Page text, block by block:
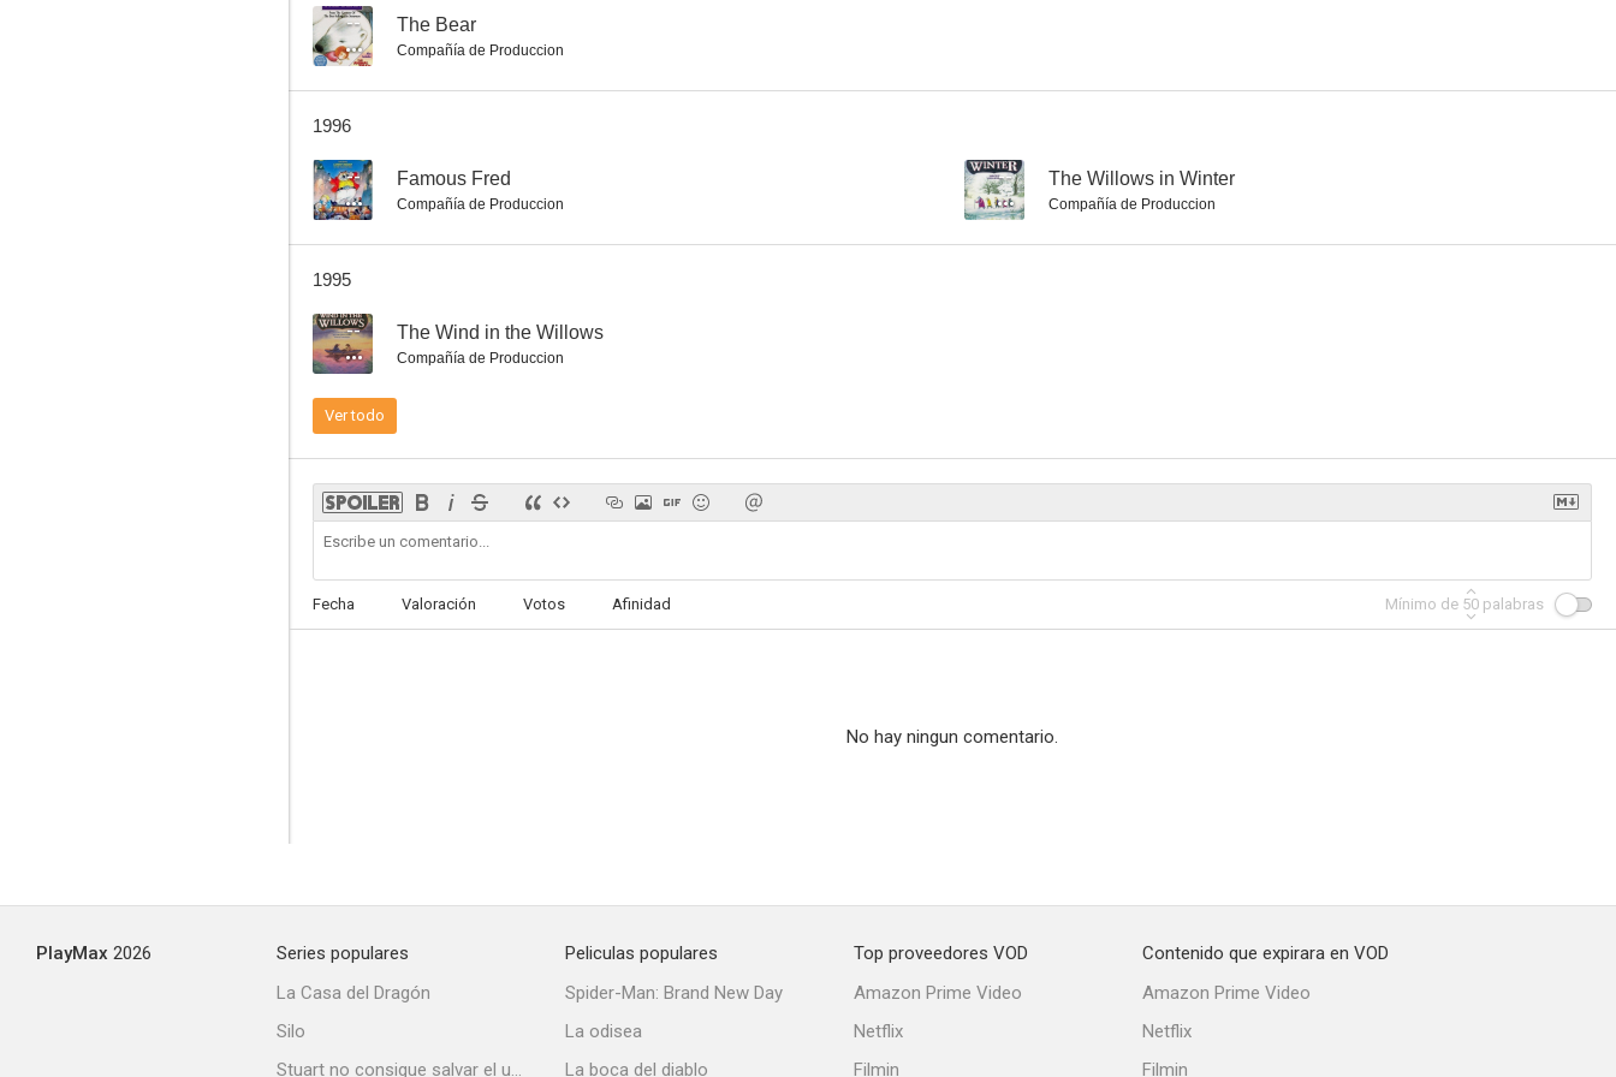
-- The Bear
Compañía de Produccion
1996
-- Famous Fred
Compañía de Produccion
-- The Willows in Winter
Compañía de Produccion
1995
-- The Wind in the Willows
Compañía de Produccion
Ver todo
Fecha Valoración Votos Afinidad Mínimo de 50 palabras
No hay ningun comentario.
PlayMax 2026
Series populares
La Casa del Dragón
Silo
Stuart no consigue salvar el universo
Peliculas populares
Spider-Man: Brand New Day
La odisea
La boca del diablo
Top proveedores VOD
Amazon Prime Video
Netflix
Filmin
Contenido que expirara en VOD
Amazon Prime Video
Netflix
Filmin